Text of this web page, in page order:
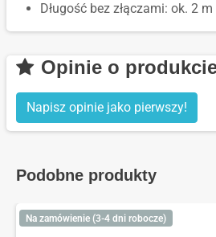
Długość bez złączami: ok. 2 m
Opinie o
Napisz opinie jako pierwszy!
Podobne produkty
Na zamówienie (3-4 dni robocze)